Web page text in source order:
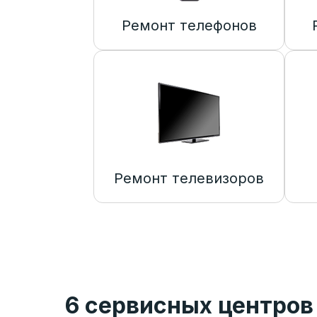
Ремонт телефонов
Ремонт телевизоров
6 сервисных центров